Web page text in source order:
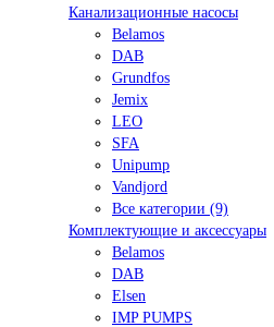
Канализационные насосы
Belamos
DAB
Grundfos
Jemix
LEO
SFA
Unipump
Vandjord
Все категории (9)
Комплектующие и аксессуары
Belamos
DAB
Elsen
IMP PUMPS